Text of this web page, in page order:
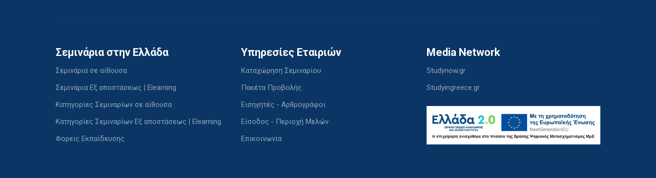
Σεμινάρια στην Ελλάδα
Σεμινάρια σε αίθουσα
Σεμινάρια Εξ αποστάσεως | Elearning
Κατηγορίες Σεμιναρίων σε αίθουσα
Κατηγορίες Σεμιναρίων Εξ αποστάσεως | Elearning
Φορείς Εκπαίδευσης
Υπηρεσίες Εταιριών
Καταχώρηση Σεμιναρίου
Πακέτα Προβολής
Εισηγητές - Αρθρογράφοι
Είσοδος - Περιοχή Μελών
Επικοινωνία
Media Network
Studynow.gr
Studyingreece.gr